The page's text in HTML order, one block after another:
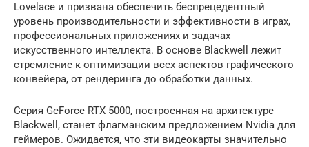
Lovelace и призвана обеспечить беспрецедентный
уровень производительности и эффективности в играх,
профессиональных приложениях и задачах
искусственного интеллекта. В основе Blackwell лежит
стремление к оптимизации всех аспектов графического
конвейера, от рендеринга до обработки данных.
Серия GeForce RTX 5000, построенная на архитектуре
Blackwell, станет флагманским предложением Nvidia для
геймеров. Ожидается, что эти видеокарты значительно